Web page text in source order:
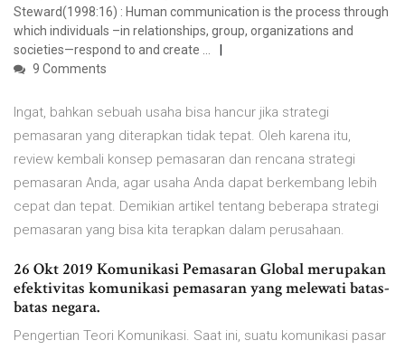
Steward(1998:16) : Human communication is the process through
which individuals –in relationships, group, organizations and
societies—respond to and create …
9 Comments
Ingat, bahkan sebuah usaha bisa hancur jika strategi
pemasaran yang diterapkan tidak tepat. Oleh karena itu,
review kembali konsep pemasaran dan rencana strategi
pemasaran Anda, agar usaha Anda dapat berkembang lebih
cepat dan tepat. Demikian artikel tentang beberapa strategi
pemasaran yang bisa kita terapkan dalam perusahaan.
26 Okt 2019 Komunikasi Pemasaran Global merupakan
efektivitas komunikasi pemasaran yang melewati batas-
batas negara.
Pengertian Teori Komunikasi. Saat ini, suatu komunikasi pasar